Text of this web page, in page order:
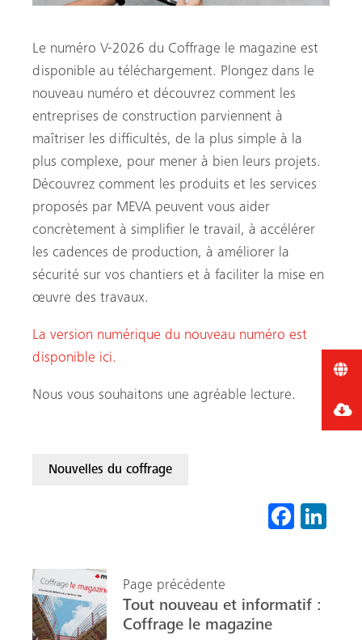
Le numéro V-2026 du Coffrage le magazine est
disponible au téléchargement. Plongez dans le
nouveau numéro et découvrez comment les
entreprises de construction parviennent à
maîtriser les difficultés, de la plus simple à la
plus complexe, pour mener à bien leurs projets.
Découvrez comment les produits et les services
proposés par MEVA peuvent vous aider
concrètement à simplifier le travail, à accélérer
les cadences de production, à améliorer la
sécurité sur vos chantiers et à faciliter la mise en
œuvre des travaux.
La version numérique du nouveau numéro est
disponible ici.
Nous vous souhaitons une agréable lecture.
Nouvelles du coffrage
Fa
o
Page précédente
Tout nouveau et informatif :
Coffrage le magazine